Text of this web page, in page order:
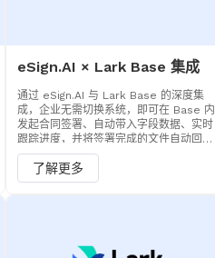
eSign.AI × Lark Base 集成
通过 eSign.AI 与 Lark Base 的深度集
成，企业无需切换系统，即可在 Base 内
发起合同签署、自动带入字段数据、实时
跟踪进度，并将签署完成的文件自动回传
归档。真正实现从业务数据到合同签署的
闭环管理。
了解更多